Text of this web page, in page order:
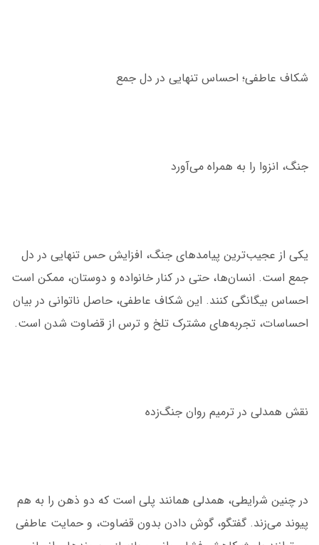
شکاف عاطفی؛ احساس تنهایی در دل جمع
جنگ، انزوا را به همراه می‌آورد
یکی از عجیب‌ترین پیامدهای جنگ، افزایش حس تنهایی در دل
جمع است. انسان‌ها، حتی در کنار خانواده و دوستان، ممکن است
احساس بیگانگی کنند. این شکاف عاطفی، حاصل ناتوانی در بیان
احساسات، تجربه‌های مشترک تلخ و ترس از قضاوت شدن است.
نقش همدلی در ترمیم روان جنگ‌زده
در چنین شرایطی، همدلی همانند پلی است که دو ذهن را به هم
پیوند می‌زند. گفتگو، گوش دادن بدون قضاوت، و حمایت عاطفی